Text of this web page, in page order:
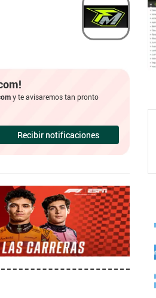
y te avisaremos tan pronto
Recibir notificaciones